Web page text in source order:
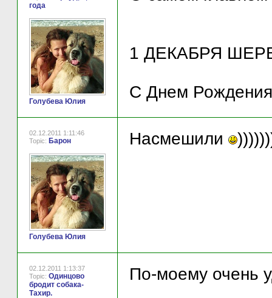
года
Голубева Юлия
1 ДЕКАБРЯ
С Днем
02.12.2011 1:11:46
Topic: Барон
Голубева Юлия
Насмешили
02.12.2011 1:13:37
Topic: Одинцово
бродит собака-
Тахир.
По-моему очень